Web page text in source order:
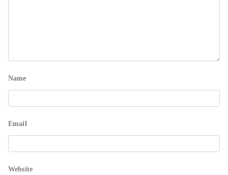
Name
Email
Website